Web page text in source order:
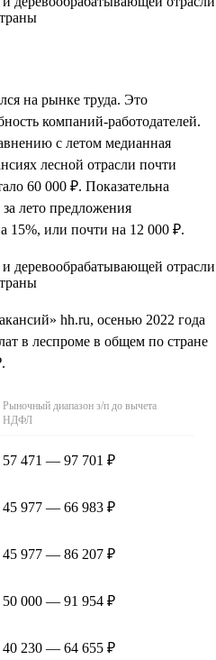
на рынке труда. Это
компаний-работодателей.
с летом медианная
лесной отрасли почти
60 000 ₽. Показательна
за лето предложения
15%, или почти на 12 000 ₽.
hh.ru, осенью 2022 года
в леспроме в общем по стране
Рыночный диапазон з/п до вычета
НДФЛ
57 471 — 97 701 ₽
45 977 — 66 983 ₽
45 977 — 86 207 ₽
50 000 — 91 954 ₽
40 230 — 64 655 ₽